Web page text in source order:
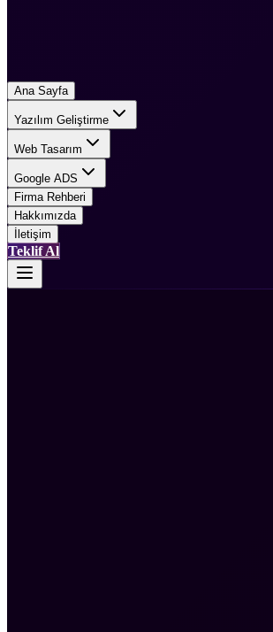
Ana Sayfa
Yazılım Geliştirme
Web Tasarım
Google ADS
Firma Rehberi
Hakkımızda
İletişim
Teklif Al